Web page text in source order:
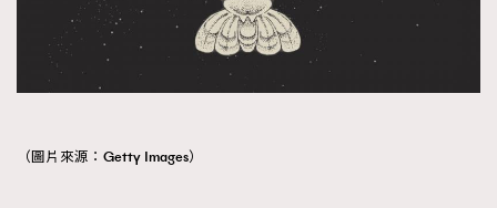
（圖片來源：Getty Images）